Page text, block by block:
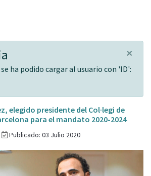
×
ha podido cargar al usuario con 'ID':
elegido presidente del Col·legi de
para el mandato 2020-2024
Publicado: 03 Julio 2020